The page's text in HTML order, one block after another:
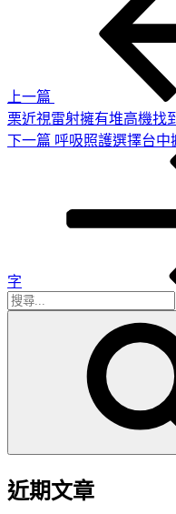
上一篇
栗近視雷射擁有堆高機找
下
下一篇 呼吸照護選擇台
字
搜
近期文章